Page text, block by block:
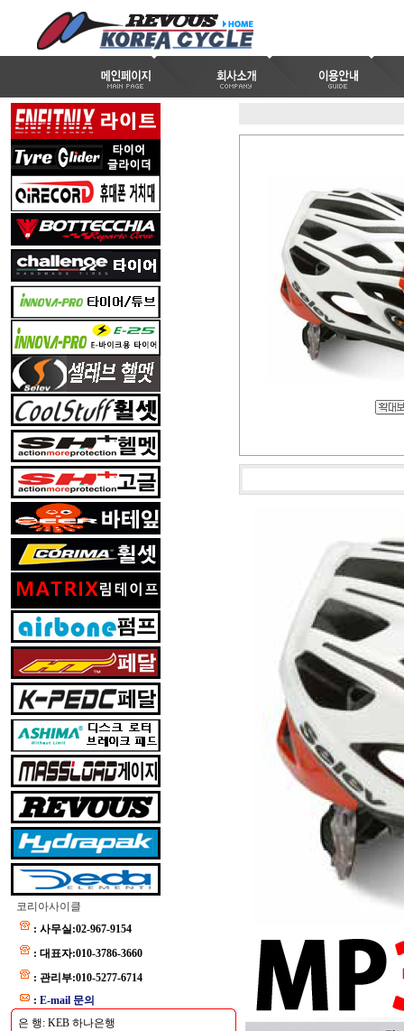
코리아사이클
: 사무실:02-967-9154
: 대표자:010-3786-3660
: 관리부:010-5277-6714
: E-mail 문의
은 행: KEB 하나은행